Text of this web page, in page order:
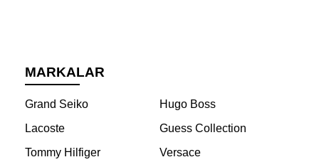
MARKALAR
Grand Seiko
Hugo Boss
Lacoste
Guess Collection
Tommy Hilfiger
Versace